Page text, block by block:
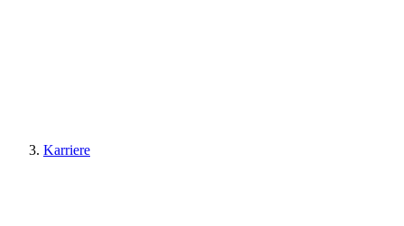
Karriere